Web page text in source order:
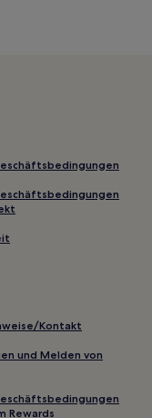
Handicrafts Museum
Kontakt
und Melden von
Rewards